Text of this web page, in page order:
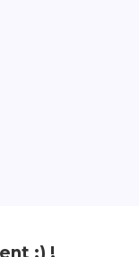
:) !